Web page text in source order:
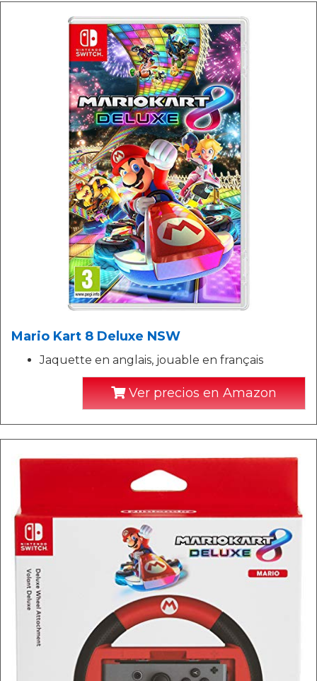
Mario Kart 8 Deluxe NSW
Jaquette en anglais, jouable en français
Ver precios en Amazon